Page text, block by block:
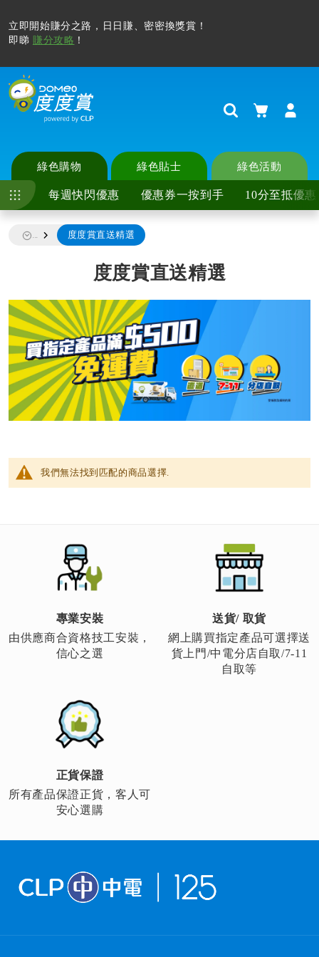
立即開始賺分之路，日日賺、密密換獎賞！
即睇 賺分攻略 ！
Search購物車
綠色購物
每週快閃優惠 優惠券一按到手 10分至抵優惠
綠色貼士 綠色活動
... 度度賞直送精選
度度賞直送精選
我們無法找到匹配的商品選擇.
專業安裝
由供應商合資格技工安裝，
信心之選
送貨/ 取貨
網上購買指定產品可選擇送
貨上門/中電分店自取/7-11
自取等
正貨保證
所有產品保證正貨，客人可
安心選購